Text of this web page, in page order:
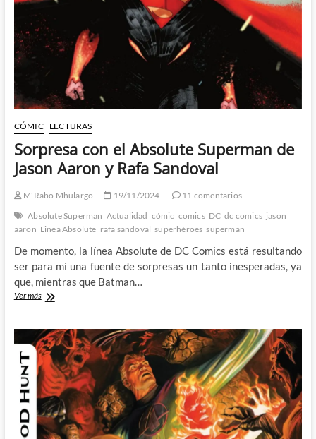
a
pasar?
CÓMIC LECTURAS
Sorpresa con el Absolute Superman de
Jason Aaron y Rafa Sandoval
M'Rabo Mhulargo 19/11/2024
11 comentarios
Absolute Superman Actualidad cómic comics DC dc comics jason
aaron Linea Absolute rafa sandoval superhéroes superman
De momento, la línea Absolute de DC Comics está resultando
ser para mí una fuente de sorpresas un tanto inesperadas, ya
que, mientras que Batman…
Ver másSorpresa
Absolute
Superman
de
Jason
Aaron
y
Rafa
Sandoval